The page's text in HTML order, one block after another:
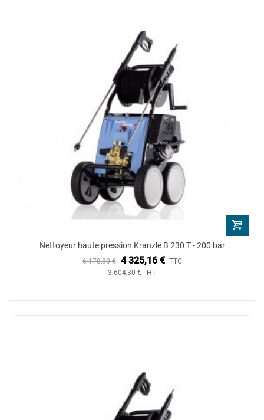
Nettoyeur haute pression Kranzle B 230 T - 200 bar
6 178,80 € 4 325,16 € TTC
3 604,30 € HT